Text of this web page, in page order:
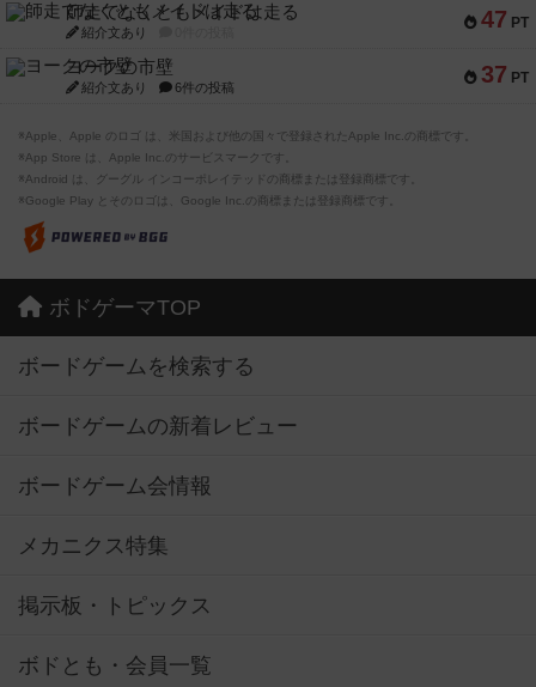
47 PT
師走でなくともメイドは走る
紹介文あり
37 PT
ヨークの市壁
紹介文あり 6件の投稿
※Apple、Apple のロゴ は、米国および他の国々で登録されたApple Inc.の商標です。
※App Store は、Apple Inc.のサービスマークです。
※Android は、グーグル インコーポレイテッドの商標または登録商標です。
※Google Play とそのロゴは、Google Inc.の商標または登録商標です。
ボドゲーマTOP
ボードゲームを検索する
ボードゲームの新着レビュー
ボードゲーム会情報
メカニクス特集
掲示板・トピックス
ボドとも・会員一覧